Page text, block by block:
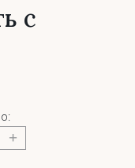
с
+